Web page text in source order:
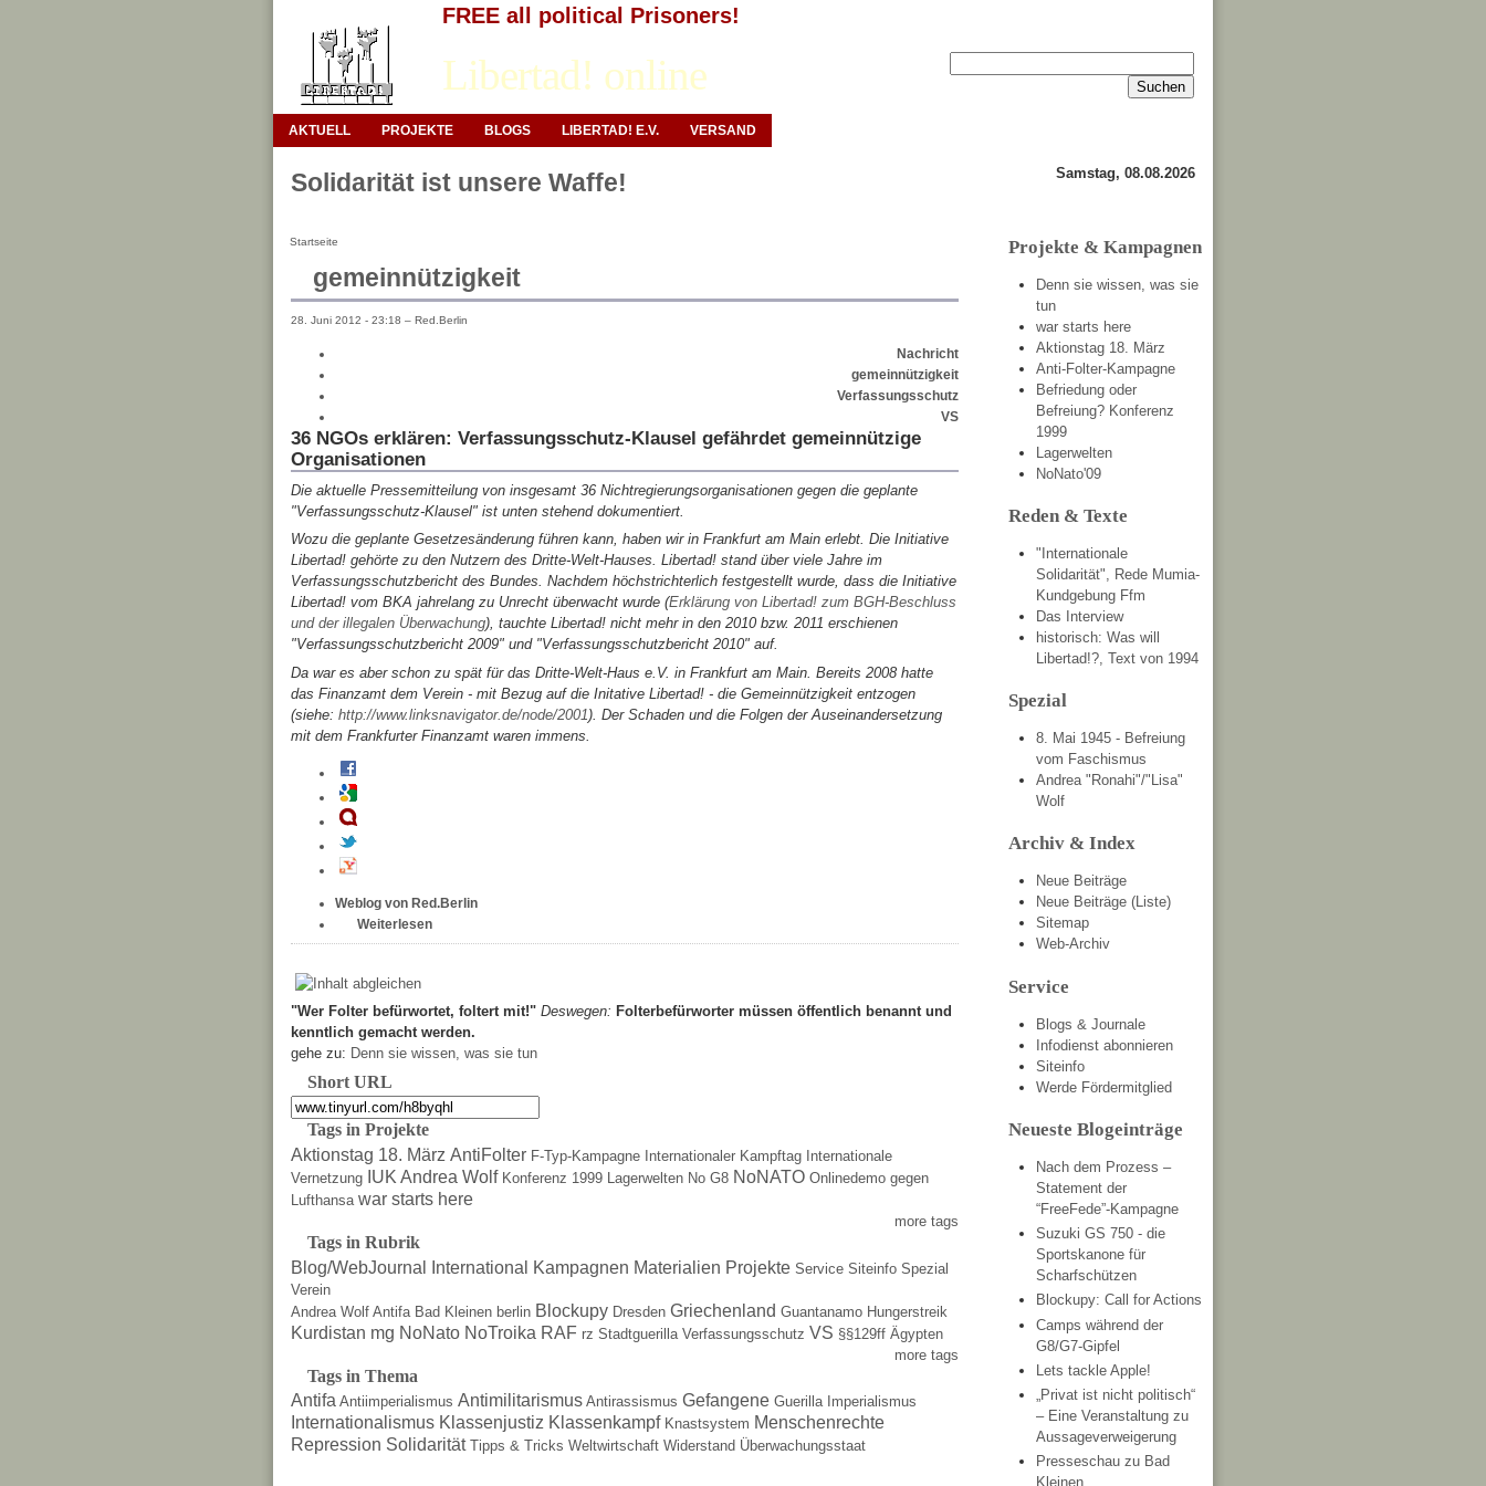
FREE all political Prisoners!
Libertad! online
AKTUELL PROJEKTE BLOGS LIBERTAD! E.V. VERSAND
Solidarität ist unsere Waffe! Samstag, 08.08.2026
Startseite
gemeinnützigkeit
28. Juni 2012 - 23:18 – Red.Berlin
Nachricht
gemeinnützigkeit
Verfassungsschutz
VS
36 NGOs erklären: Verfassungsschutz-Klausel gefährdet gemeinnützige
Organisationen
Die aktuelle Pressemitteilung von insgesamt 36 Nichtregierungsorganisationen gegen die geplante
"Verfassungsschutz-Klausel" ist unten stehend dokumentiert.
Wozu die geplante Gesetzesänderung führen kann, haben wir in Frankfurt am Main erlebt. Die Initiative
Libertad! gehörte zu den Nutzern des Dritte-Welt-Hauses. Libertad! stand über viele Jahre im
Verfassungsschutzbericht des Bundes. Nachdem höchstrichterlich festgestellt wurde, dass die Initiative
Libertad! vom BKA jahrelang zu Unrecht überwacht wurde (Erklärung von Libertad! zum BGH-Beschluss
und der illegalen Überwachung), tauchte Libertad! nicht mehr in den 2010 bzw. 2011 erschienen
"Verfassungsschutzbericht 2009" und "Verfassungsschutzbericht 2010" auf.
Da war es aber schon zu spät für das Dritte-Welt-Haus e.V. in Frankfurt am Main. Bereits 2008 hatte
das Finanzamt dem Verein - mit Bezug auf die Initative Libertad! - die Gemeinnützigkeit entzogen
(siehe: http://www.linksnavigator.de/node/2001). Der Schaden und die Folgen der Auseinandersetzung
mit dem Frankfurter Finanzamt waren immens.
Weblog von Red.Berlin
Weiterlesen
"Wer Folter befürwortet, foltert mit!" Deswegen: Folterbefürworter müssen öffentlich benannt und
kenntlich gemacht werden.
gehe zu: Denn sie wissen, was sie tun
Short URL
Tags in Projekte
Aktionstag 18. März AntiFolter F-Typ-Kampagne Internationaler Kampftag Internationale
Vernetzung IUK Andrea Wolf Konferenz 1999 Lagerwelten No G8 NoNATO Onlinedemo gegen
Lufthansa war starts here
more tags
Tags in Rubrik
Blog/WebJournal International Kampagnen Materialien Projekte Service Siteinfo Spezial
Verein
Andrea Wolf Antifa Bad Kleinen berlin Blockupy Dresden Griechenland Guantanamo Hungerstreik
Kurdistan mg NoNato NoTroika RAF rz Stadtguerilla Verfassungsschutz VS §§129ff Ägypten
more tags
Tags in Thema
Antifa Antiimperialismus Antimilitarismus Antirassismus Gefangene Guerilla Imperialismus
Internationalismus Klassenjustiz Klassenkampf Knastsystem Menschenrechte
Repression Solidarität Tipps & Tricks Weltwirtschaft Widerstand Überwachungsstaat
Projekte & Kampagnen
Denn sie wissen, was sie
tun
war starts here
Aktionstag 18. März
Anti-Folter-Kampagne
Befriedung oder
Befreiung? Konferenz
1999
Lagerwelten
NoNato'09
Reden & Texte
"Internationale
Solidarität", Rede Mumia-
Kundgebung Ffm
Das Interview
historisch: Was will
Libertad!?, Text von 1994
Spezial
8. Mai 1945 - Befreiung
vom Faschismus
Andrea "Ronahi"/"Lisa"
Wolf
Archiv & Index
Neue Beiträge
Neue Beiträge (Liste)
Sitemap
Web-Archiv
Service
Blogs & Journale
Infodienst abonnieren
Siteinfo
Werde Fördermitglied
Neueste Blogeinträge
Nach dem Prozess –
Statement der
“FreeFede”-Kampagne
Suzuki GS 750 - die
Sportskanone für
Scharfschützen
Blockupy: Call for Actions
Camps während der
G8/G7-Gipfel
Lets tackle Apple!
„Privat ist nicht politisch“
– Eine Veranstaltung zu
Aussageverweigerung
Presseschau zu Bad
Kleinen